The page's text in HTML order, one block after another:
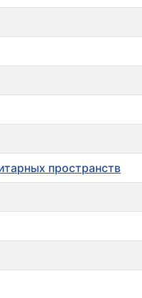
пространств